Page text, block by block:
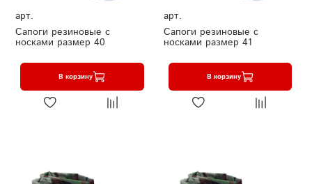
арт.
Сапоги резиновые с
носками размер 40
В корзину
арт.
Сапоги резиновые с
носками размер 41
В корзину